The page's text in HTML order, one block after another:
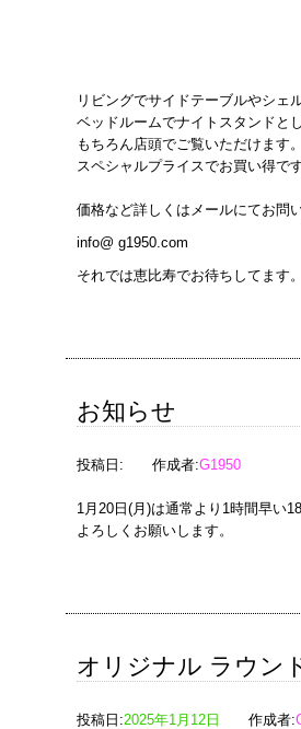
リビングでサイドテーブルやシェ
ベッドルームでナイトスタンドと
もちろん店頭でご覧いただけます。
スペシャルプライスでお買い得で
価格など詳しくはメールにてお問
info@ g1950.com
それでは恵比寿でお待ちしてます。
お知らせ
投稿日: 作成者:G1950
1月20日(月)は通常より1時間早い
よろしくお願いします。
オリジナル ラウン
投稿日:2025年1月12日 作成者: